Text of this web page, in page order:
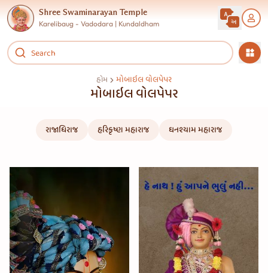
Shree Swaminarayan Temple
Karelibaug - Vadodara | Kundaldham
હોમ મોબાઇલ વોલપેપર
મોબાઇલ વોલપેપર
રાજાધિરાજ હરિકૃષ્ણ મહારાજ ઘનશ્યામ મહારાજ